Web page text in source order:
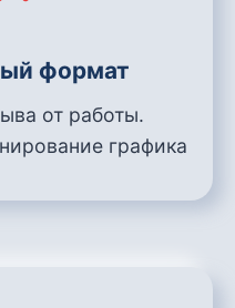
формат
от работы.
графика